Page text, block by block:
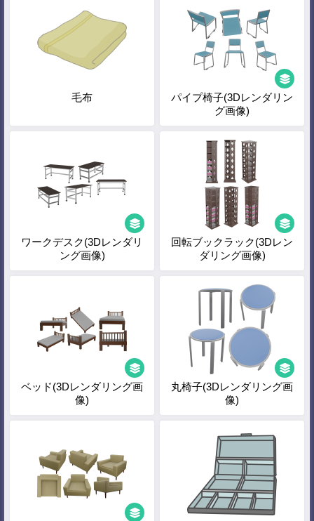
毛布
パイプ椅子(3Dレンダリン
グ画像)
ワークデスク(3Dレンダリ
ング画像)
回転ブックラック(3Dレン
ダリング画像)
ベッド(3Dレンダリング画
像)
丸椅子(3Dレンダリング画
像)